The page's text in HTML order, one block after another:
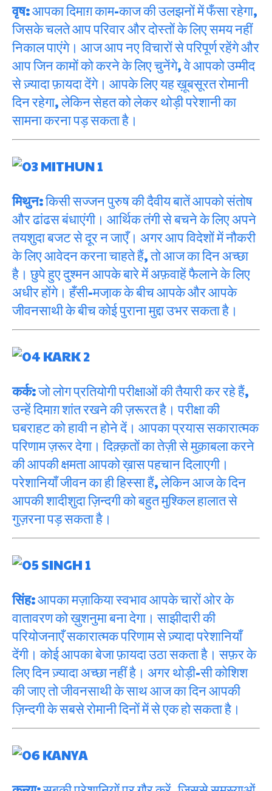
वृष:आपका दिमाग़ काम-काज की उलझनों में फँसा रहेगा,
जिसके चलते आप परिवार और दोस्तों के लिए समय नहीं
निकाल पाएंगे। आज आप नए विचारों से परिपूर्ण रहेंगे और
आप जिन कामों को करने के लिए चुनेंगे, वे आपको उम्मीद
से ज़्यादा फ़ायदा देंगे। आपके लिए यह ख़ूबसूरत रोमानी
दिन रहेगा, लेकिन सेहत को लेकर थोड़ी परेशानी का
सामना करना पड़ सकता है।
मिथुन:किसी सज्जन पुरुष की दैवीय बातें आपको संतोष
और ढांढस बंधाएंगी। आर्थिक तंगी से बचने के लिए अपने
तयशुदा बजट से दूर न जाएँ। अगर आप विदेशों में नौकरी
के लिए आवेदन करना चाहते हैं, तो आज का दिन अच्छा
है। छुपे हुए दुश्मन आपके बारे में अफ़वाहें फैलाने के लिए
अधीर होंगे। हँसी-मजा़क के बीच आपके और आपके
जीवनसाथी के बीच कोई पुराना मुद्दा उभर सकता है।
कर्क:जो लोग प्रतियोगी परीक्षाओं की तैयारी कर रहे हैं,
उन्हें दिमाग़ शांत रखने की ज़रूरत है। परीक्षा की
घबराहट को हावी न होने दें। आपका प्रयास सकारात्मक
परिणाम ज़रूर देगा। दिक़्क़तों का तेज़ी से मुक़ाबला करने
की आपकी क्षमता आपको ख़ास पहचान दिलाएगी।
परेशानियाँ जीवन का ही हिस्सा हैं, लेकिन आज के दिन
आपकी शादीशुदा ज़िन्दगी को बहुत मुश्किल हालात से
गुज़रना पड़ सकता है।
सिंह:आपका मज़ाकिया स्वभाव आपके चारों ओर के
वातावरण को ख़ुशनुमा बना देगा। साझीदारी की
परियोजनाएँ सकारात्मक परिणाम से ज़्यादा परेशानियाँ
देंगी। कोई आपका बेजा फ़ायदा उठा सकता है। सफ़र के
लिए दिन ज़्यादा अच्छा नहीं है। अगर थोड़ी-सी कोशिश
की जाए तो जीवनसाथी के साथ आज का दिन आपकी
ज़िन्दगी के सबसे रोमानी दिनों में से एक हो सकता है।